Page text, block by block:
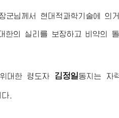
군님께서 현대적과학기술에 의
한의 실리를 보장하고 비약의
위대한 령도자 김정일동지 는 자
.